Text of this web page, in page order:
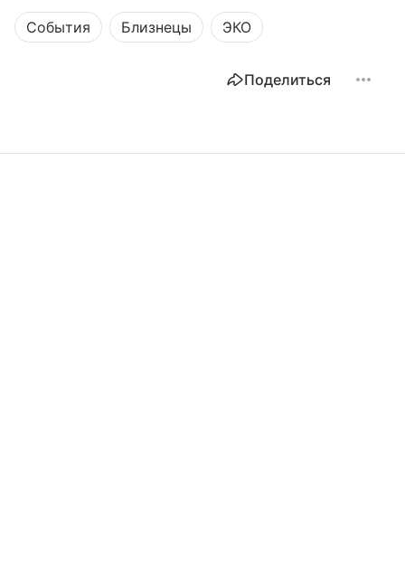
События Близнецы ЭКО
Поделиться